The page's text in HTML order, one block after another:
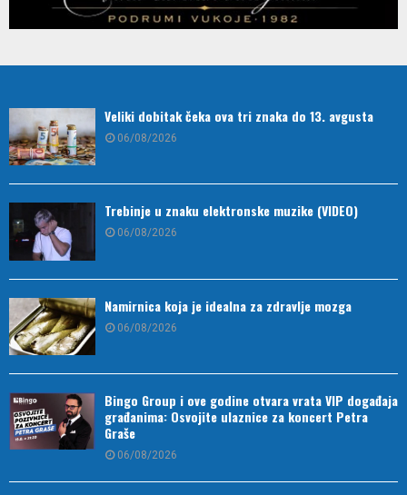
Veliki dobitak čeka ova tri znaka do 13. avgusta
06/08/2026
Trebinje u znaku elektronske muzike (VIDEO)
06/08/2026
Namirnica koja je idealna za zdravlje mozga
06/08/2026
Bingo Group i ove godine otvara vrata VIP događaja
građanima: Osvojite ulaznice za koncert Petra
Graše
06/08/2026